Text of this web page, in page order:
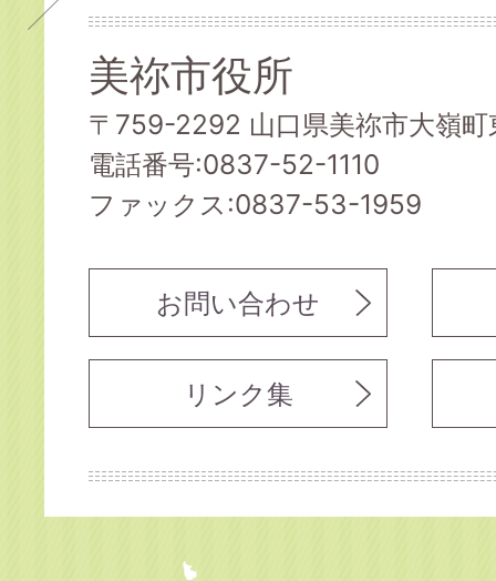
美祢市役所
〒759-2292 山口県美祢市大嶺
電話番号:0837-52-1110
ファックス:0837-53-1959
お問い合わせ
リンク集